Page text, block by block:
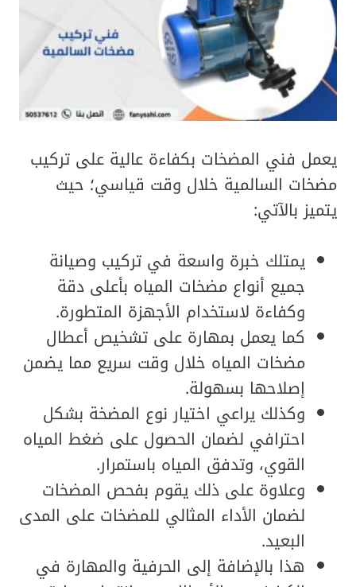
يعمل فني المضخات بكفاءة عالية على تركيب
مضخات السالمية خلال وقت قياسي؛ حيث
يتميز بالآتي:
يمتلك خبرة واسعة في تركيب وصيانة
جميع أنواع مضخات المياه بأعلى دقة
وكفاءة لاستخدام الأجهزة المتطورة.
كما يعمل بمهارة على تشخيص أعطال
مضخات المياه خلال وقت سريع مما يضمن
إصلاحها بسهولة.
وكذلك يراعي اختيار نوع المضخة بشكل
احترافي لضمان الحصول على ضغط المياه
القوي، وتدفق المياه باستمرار.
وعلاوة على ذلك يقوم بفحص المضخات
لضمان الأداء المثالي للمضخات على المدى
البعيد.
هذا بالإضافة إلى الحرفية والمهارة في